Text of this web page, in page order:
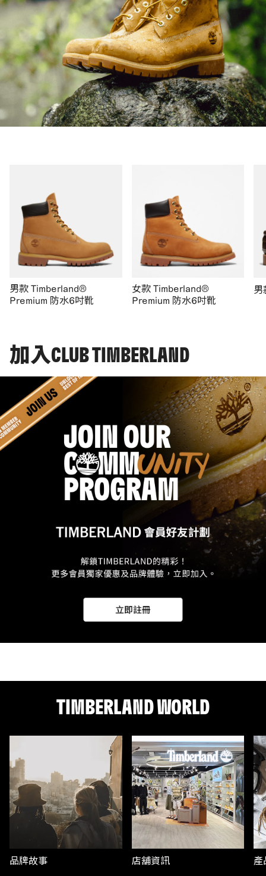
男款 Timberland®
Premium 防水6吋靴
女款 Timberland®
Premium 防水6吋靴
男
加入CLUB TIMBERLAND
TIMBERLAND WORLD
品牌故事 店舖資訊 產